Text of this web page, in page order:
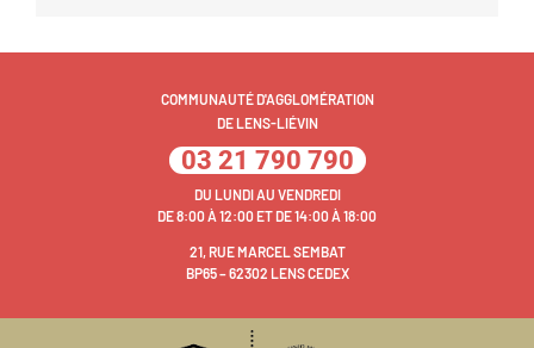
COMMUNAUTÉ D'AGGLOMÉRATION
DE LENS-LIÉVIN
03 21 790 790
DU LUNDI AU VENDREDI
DE 8:00 À 12:00 ET DE 14:00 À 18:00
21, RUE MARCEL SEMBAT
BP65 – 62302 LENS CEDEX